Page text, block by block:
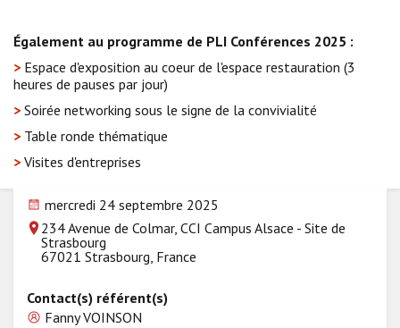
Également au programme de PLI Conférences 2025 :
> Espace d'exposition au coeur de l'espace restauration (3
heures de pauses par jour)
> Soirée networking sous le signe de la convivialité
> Table ronde thématique
> Visites d'entreprises
mercredi 24 septembre 2025
234 Avenue de Colmar, CCI Campus Alsace - Site de
Strasbourg
67021 Strasbourg, France
Contact(s) référent(s)
Fanny VOINSON